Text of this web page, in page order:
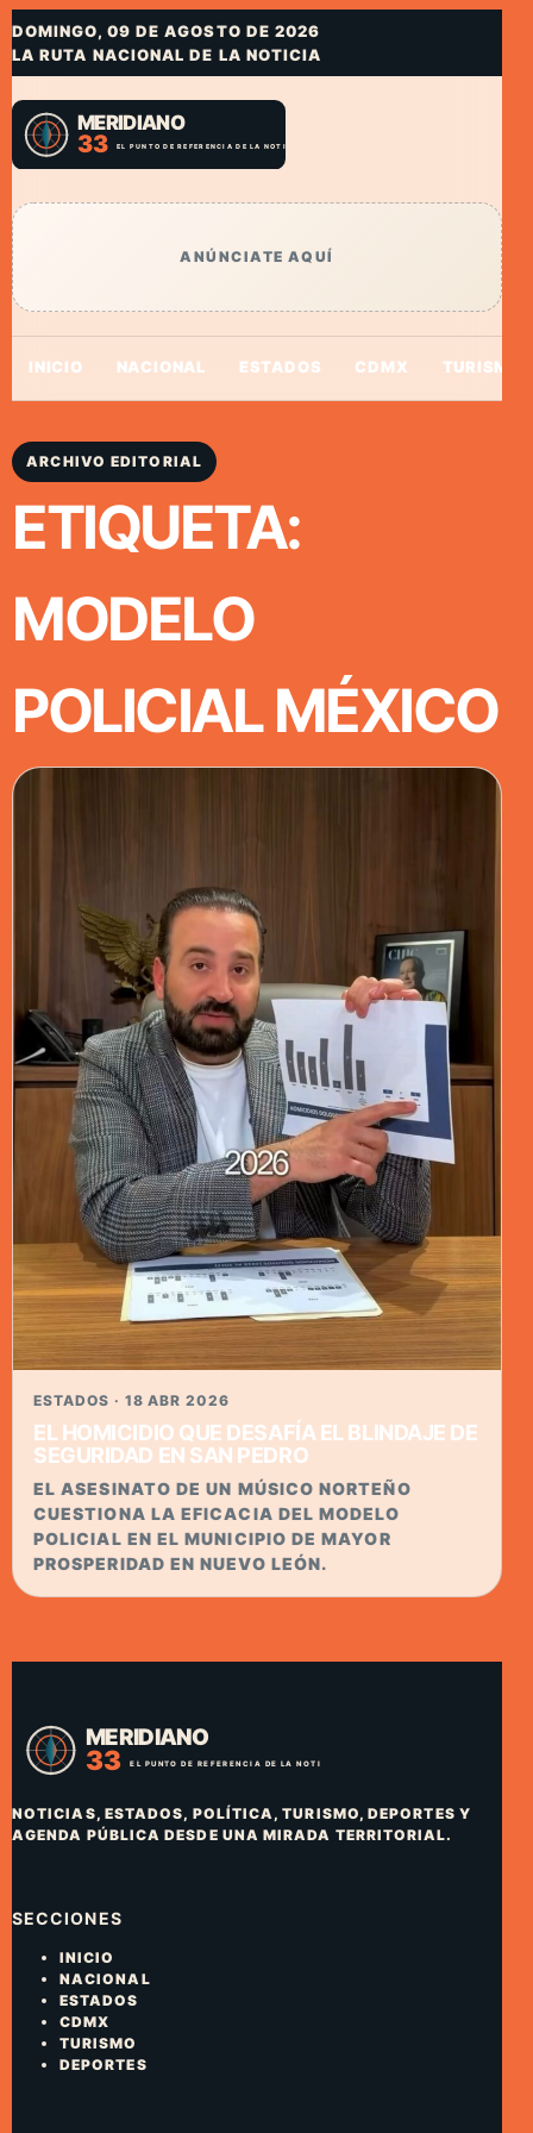
DOMINGO, 09 DE AGOSTO DE 2026
LA RUTA NACIONAL DE LA NOTICIA
ANÚNCIATE AQUÍ
INICIO NACIONAL ESTADOS CDMX TURISMO
ARCHIVO EDITORIAL
ETIQUETA:
MODELO
POLICIAL MÉXICO
ESTADOS · 18 ABR 2026
EL HOMICIDIO QUE DESAFÍA EL BLINDAJE DE
SEGURIDAD EN SAN PEDRO
EL ASESINATO DE UN MÚSICO NORTEÑO
CUESTIONA LA EFICACIA DEL MODELO
POLICIAL EN EL MUNICIPIO DE MAYOR
PROSPERIDAD EN NUEVO LEÓN.
NOTICIAS, ESTADOS, POLÍTICA, TURISMO, DEPORTES Y
AGENDA PÚBLICA DESDE UNA MIRADA TERRITORIAL.
SECCIONES
INICIO
NACIONAL
ESTADOS
CDMX
TURISMO
DEPORTES